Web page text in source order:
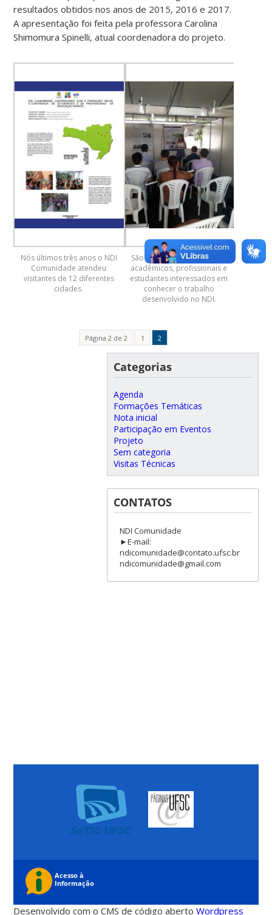
resultados obtidos nos anos de 2015, 2016 e 2017.
A apresentação foi feita pela professora Carolina
Shimomura Spinelli, atual coordenadora do projeto.
Nós últimos três anos o NDI
Comunidade atendeu
visitantes de 12 diferentes
cidades.
São atendidos pelo projeto
acadêmicos, profissionais e
estudantes interessados em
conhecer o trabalho
desenvolvido no NDI.
Página 2 de 2 1 2
Categorias
Agenda
Formações Temáticas
Nota inicial
Participação em Eventos
Projeto
Sem categoria
Visitas Técnicas
CONTATOS
NDI Comunidade
►E-mail:
ndicomunidade@contato.ufsc.br
ndicomunidade@gmail.com
Desenvolvido com o CMS de código abertoWordpress